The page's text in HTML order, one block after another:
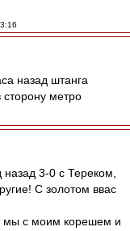
назад штанга
сторону метро
назад 3-0 с Тереком,
С золотом ввас
мы с моим корешем и